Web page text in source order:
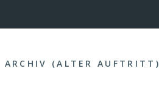
ARCHIV (ALTER AUFTRITT)